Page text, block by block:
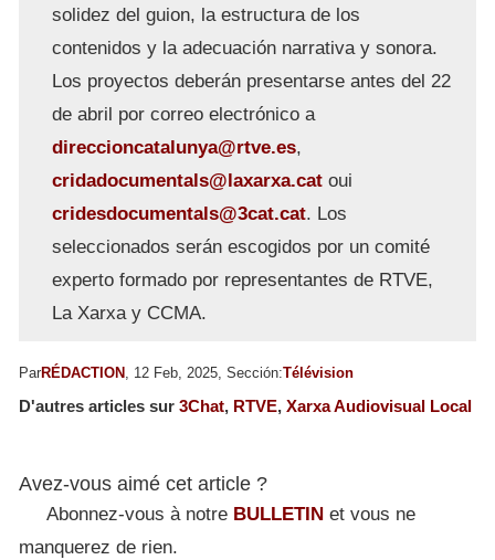
solidez del guion, la estructura de los
contenidos y la adecuación narrativa y sonora.
Los proyectos deberán presentarse antes del 22
de abril por correo electrónico a
direccioncatalunya@rtve.es,
cridadocumentals@laxarxa.cat oui
cridesdocumentals@3cat.cat. Los
seleccionados serán escogidos por un comité
experto formado por representantes de RTVE,
La Xarxa y CCMA.
ParRÉDACTION , 12 Feb, 2025, Sección:Télévision
D'autres articles sur 3Chat, RTVE, Xarxa Audiovisual Local
Avez-vous aimé cet article ?
Abonnez-vous à notre BULLETIN et vous ne
manquerez de rien.